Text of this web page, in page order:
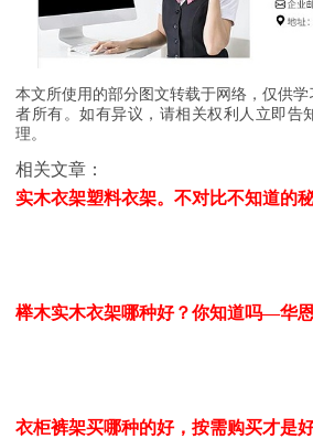
本文所使用的部分图文转载于网络，仅供
者所有。如有异议，请相关权利人立即告
理。
相关文章：
实木衣架塑料衣架。不对比不知道的
榉木实木衣架哪种好？你知道吗—华
衣柜裤架买哪种的好，按需购买才是